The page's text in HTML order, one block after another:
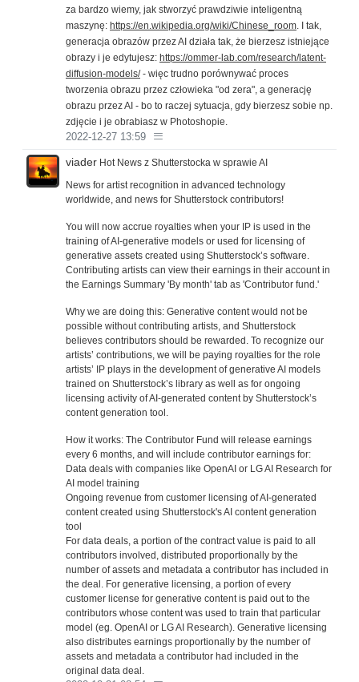
za bardzo wiemy, jak stworzyć prawdziwie inteligentną
maszynę: https://en.wikipedia.org/wiki/Chinese_room. I tak,
generacja obrazów przez AI działa tak, że bierzesz istniejące
obrazy i je edytujesz: https://ommer-lab.com/research/latent-
diffusion-models/- więc trudno porównywać proces
tworzenia obrazu przez człowieka "od zera", a generację
obrazu przez AI - bo to raczej sytuacja, gdy bierzesz sobie np.
zdjęcie i je obrabiasz w Photoshopie.
2022-12-27 13:59
viader Hot News z Shutterstocka w sprawie AI
News for artist recognition in advanced technology
worldwide, and news for Shutterstock contributors!
You will now accrue royalties when your IP is used in the
training of AI-generative models or used for licensing of
generative assets created using Shutterstock’s software.
Contributing artists can view their earnings in their account in
the Earnings Summary 'By month' tab as 'Contributor fund.'
Why we are doing this: Generative content would not be
possible without contributing artists, and Shutterstock
believes contributors should be rewarded. To recognize our
artists’ contributions, we will be paying royalties for the role
artists’ IP plays in the development of generative AI models
trained on Shutterstock’s library as well as for ongoing
licensing activity of AI-generated content by Shutterstock’s
content generation tool.
How it works: The Contributor Fund will release earnings
every 6 months, and will include contributor earnings for:
Data deals with companies like OpenAI or LG AI Research for
AI model training
Ongoing revenue from customer licensing of AI-generated
content created using Shutterstock's AI content generation
tool
For data deals, a portion of the contract value is paid to all
contributors involved, distributed proportionally by the
number of assets and metadata a contributor has included in
the deal. For generative licensing, a portion of every
customer license for generative content is paid out to the
contributors whose content was used to train that particular
model (eg. OpenAI or LG AI Research). Generative licensing
also distributes earnings proportionally by the number of
assets and metadata a contributor had included in the
original data deal.